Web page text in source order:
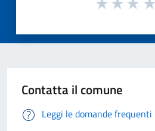
Contatta il comune
Leggi le domande frequenti